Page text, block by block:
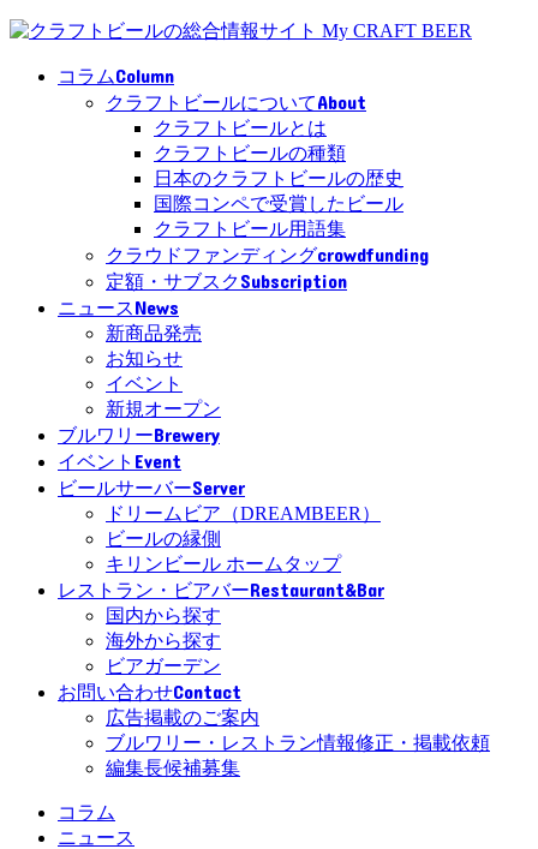
コラムColumn
クラフトビールについてAbout
クラフトビールとは
クラフトビールの種類
日本のクラフトビールの歴史
国際コンペで受賞したビール
クラフトビール用語集
クラウドファンディングcrowdfunding
定額・サブスクSubscription
ニュースNews
新商品発売
お知らせ
イベント
新規オープン
ブルワリーBrewery
イベント Event
ビールサーバーServer
ドリームビア（DREAMBEER）
ビールの縁側
キリンビール ホームタップ
レストラン・ビアバーRestaurant&Bar
国内から探す
海外から探す
ビアガーデン
お問い合わせContact
広告掲載のご案内
ブルワリー・レストラン情報修正・掲載依頼
編集長候補募集
コラム
ニュース